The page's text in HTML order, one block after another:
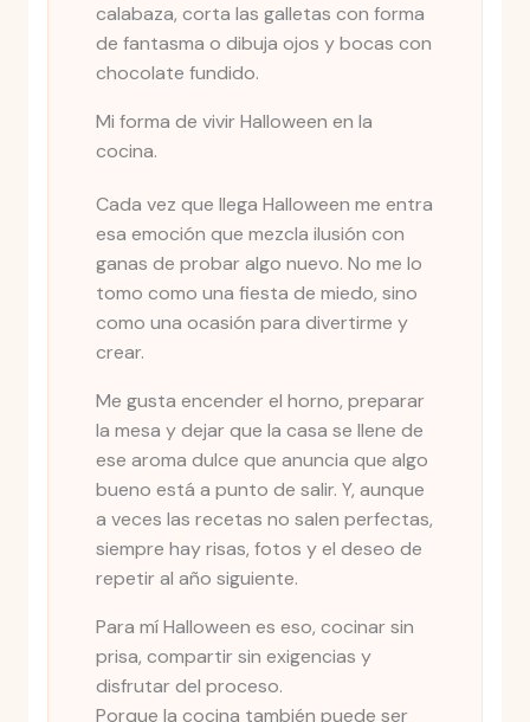
calabaza, corta las galletas con forma
de fantasma o dibuja ojos y bocas con
chocolate fundido.
Mi forma de vivir Halloween en la
cocina.
Cada vez que llega Halloween me entra
esa emoción que mezcla ilusión con
ganas de probar algo nuevo. No me lo
tomo como una fiesta de miedo, sino
como una ocasión para divertirme y
crear.
Me gusta encender el horno, preparar
la mesa y dejar que la casa se llene de
ese aroma dulce que anuncia que algo
bueno está a punto de salir. Y, aunque
a veces las recetas no salen perfectas,
siempre hay risas, fotos y el deseo de
repetir al año siguiente.
Para mí Halloween es eso, cocinar sin
prisa, compartir sin exigencias y
disfrutar del proceso.
Porque la cocina también puede ser